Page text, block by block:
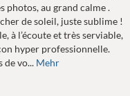
photos, au grand calme .
de soleil, juste sublime !
à l’écoute et très serviable,
hyper professionnelle.
de vo... Mehr